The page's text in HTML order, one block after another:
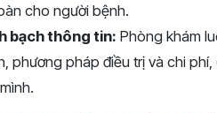
cho người bệnh.
bạch thông tin: Phòng khám
phương pháp điều trị và chi